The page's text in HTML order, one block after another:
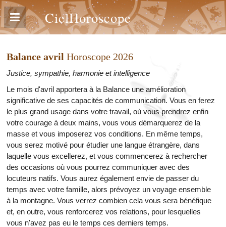
CielHoroscope
Balance avril Horoscope 2026
Justice, sympathie, harmonie et intelligence
Le mois d'avril apportera à la Balance une amélioration
significative de ses capacités de communication. Vous en ferez
le plus grand usage dans votre travail, où vous prendrez enfin
votre courage à deux mains, vous vous démarquerez de la
masse et vous imposerez vos conditions. En même temps,
vous serez motivé pour étudier une langue étrangère, dans
laquelle vous excellerez, et vous commencerez à rechercher
des occasions où vous pourrez communiquer avec des
locuteurs natifs. Vous aurez également envie de passer du
temps avec votre famille, alors prévoyez un voyage ensemble
à la montagne. Vous verrez combien cela vous sera bénéfique
et, en outre, vous renforcerez vos relations, pour lesquelles
vous n'avez pas eu le temps ces derniers temps.